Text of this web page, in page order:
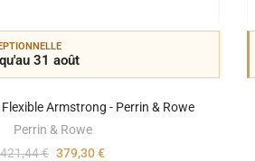
31 août
Armstrong - Perrin & Rowe
Perrin & Rowe
421,44 € 379,30 €